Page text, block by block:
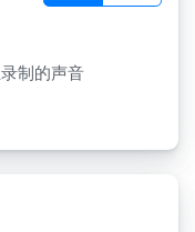
制的声音